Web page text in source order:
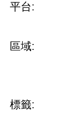
平台:
區域:
標籤: